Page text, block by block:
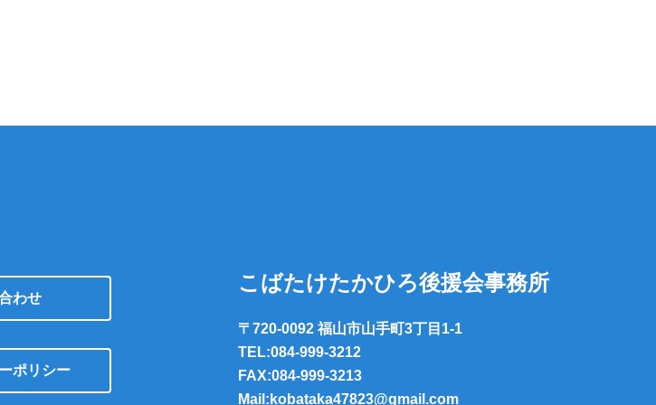
わせ
ポリシー
こばたけたかひろ後援会事務所
〒720-0092 福山市山手町3丁目1-1
TEL:084-999-3212
FAX:084-999-3213
Mail:kobataka47823@gmail.com